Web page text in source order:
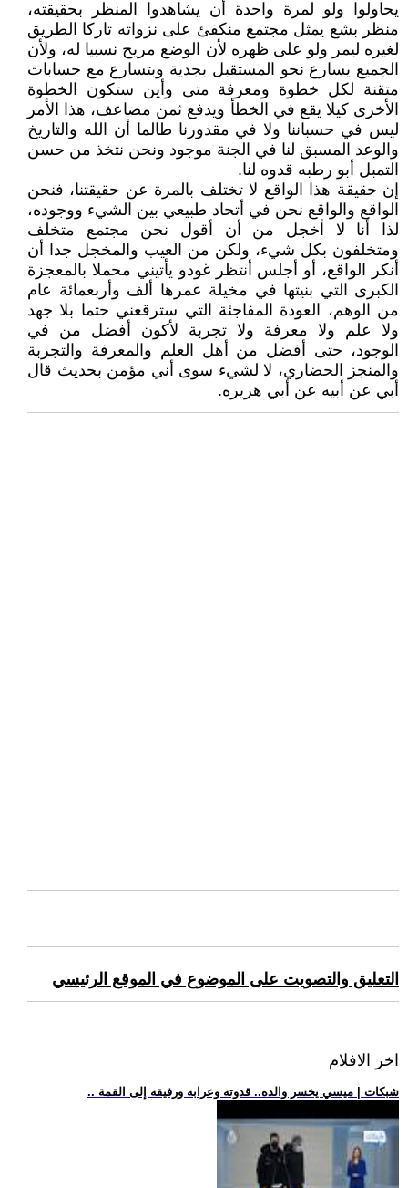
يحاولوا ولو لمرة واحدة أن يشاهدوا المنظر بحقيقته،
منظر بشع يمثل مجتمع منكفئ على نزواته تاركا الطريق
لغيره ليمر ولو على ظهره لأن الوضع مريح نسبيا له، ولأن
الجميع يسارع نحو المستقبل بجدية وبتسارع مع حسابات
متقنة لكل خطوة ومعرفة متى وأين ستكون الخطوة
الأخرى كيلا يقع في الخطأ ويدفع ثمن مضاعف، هذا الأمر
ليس في حسباننا ولا في مقدورنا طالما أن الله والتاريخ
والوعد المسبق لنا في الجنة موجود ونحن نتخذ من حسن
التمبل أبو رطبه قدوه لنا.
إن حقيقة هذا الواقع لا تختلف بالمرة عن حقيقتنا، فنحن
الواقع والواقع نحن في أتحاد طبيعي بين الشيء ووجوده،
لذا أنا لا أخجل من أن أقول نحن مجتمع متخلف
ومتخلفون بكل شيء، ولكن من العيب والمخجل جدا أن
أنكر الواقع، أو أجلس أنتظر غودو يأتيني محملا بالمعجزة
الكبرى التي بنيتها في مخيلة عمرها ألف وأربعمائة عام
من الوهم، العودة المفاجئة التي سترقعني حتما بلا جهد
ولا علم ولا معرفة ولا تجربة لأكون أفضل من في
الوجود، حتى أفضل من أهل العلم والمعرفة والتجربة
والمنجز الحضاري، لا لشيء سوى أني مؤمن بحديث قال
أبي عن أبيه عن أبي هريره.
التعليق والتصويت على الموضوع في الموقع الرئيسي
اخر الافلام
.. شبكات | ميسي يخسر والده.. قدوته وعرابه ورفيقه إلى القمة